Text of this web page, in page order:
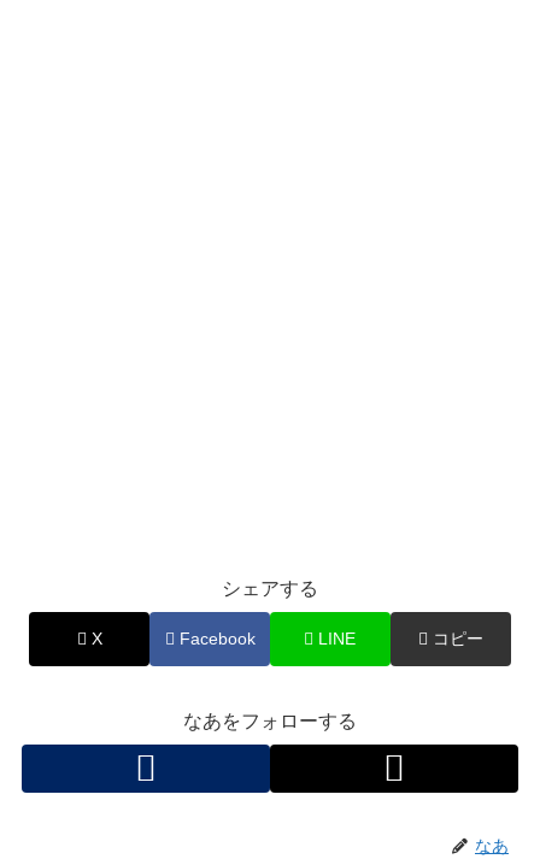
シェアする
X Facebook LINE コピー
なあをフォローする
なあ